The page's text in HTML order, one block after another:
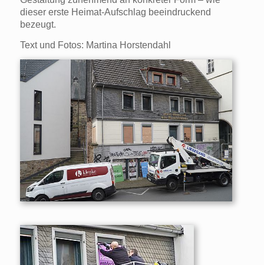
dieser erste Heimat-Aufschlag beeindruckend
bezeugt.
Text und Fotos: Martina Horstendahl